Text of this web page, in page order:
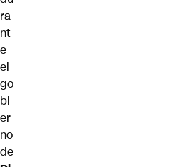
ra
nt
e
el
go
bi
er
no
de